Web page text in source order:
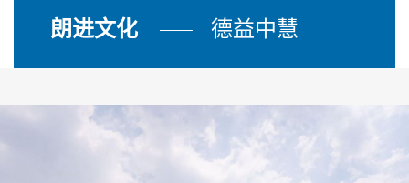
朗进文化 德益中慧